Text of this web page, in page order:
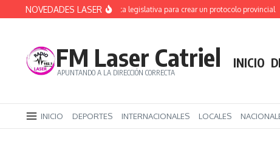
Saltar al contenido
NOVEDADES LASER
Alerta Sofía: primera vuelta legislativa para crear un protocolo provincial
FM Laser Catriel
APUNTANDO A LA DIRECCIÓN CORRECTA
INICIO
INICIO DEPORTES INTERNACIONALES LOCALES